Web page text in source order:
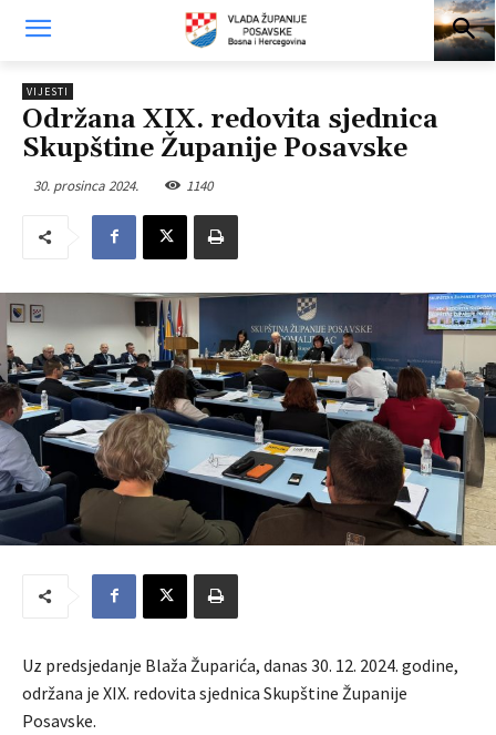
VIJESTI
Održana XIX. redovita sjednica
Skupštine Županije Posavske
30. prosinca 2024. 1140
Uz predsjedanje Blaža Župarića, danas 30. 12. 2024. godine,
održana je XIX. redovita sjednica Skupštine Županije
Posavske.